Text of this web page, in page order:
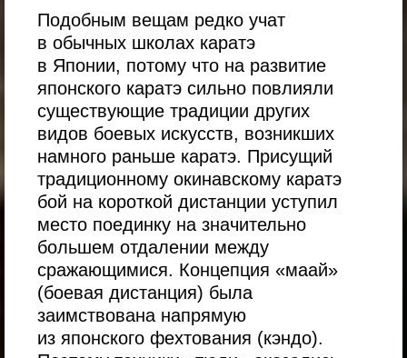
Подобным вещам редко учат
в обычных школах каратэ
в Японии, потому что на развитие
японского каратэ сильно повлияли
существующие традиции других
видов боевых искусств, возникших
намного раньше каратэ. Присущий
традиционному окинавскому каратэ
бой на короткой дистанции уступил
место поединку на значительно
большем отдалении между
сражающимися. Концепция «маай»
(боевая дистанция) была
заимствована напрямую
из японского фехтования (кэндо).